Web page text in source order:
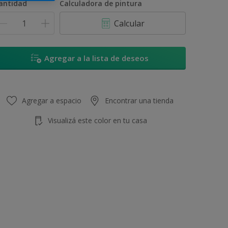
Calculadora de pintura
Calcular
Agregar a la lista de deseos
Agregar a espacio Encontrar una tienda
Visualizá este color en tu casa